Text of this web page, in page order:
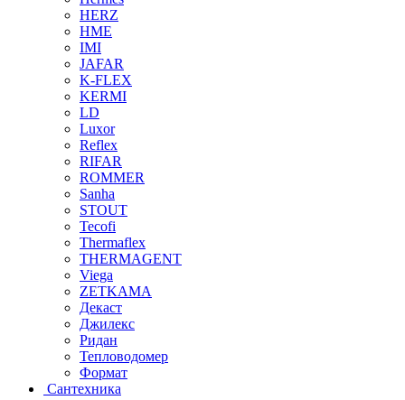
HERZ
HME
IMI
JAFAR
K-FLEX
KERMI
LD
Luxor
Reflex
RIFAR
ROMMER
Sanha
STOUT
Tecofi
Thermaflex
THERMAGENT
Viega
ZETKAMA
Декаст
Джилекс
Ридан
Тепловодомер
Формат
Сантехника